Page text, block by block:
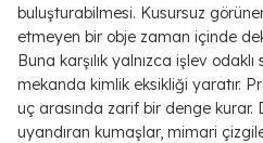
buluşturabilmesi. Kusursuz
etmeyen bir obje zaman içinde
Buna karşılık yalnızca işlev
mekanda kimlik eksikliği yaratır.
uç arasında zarif bir denge kurar.
uyandıran kumaşlar, mimari